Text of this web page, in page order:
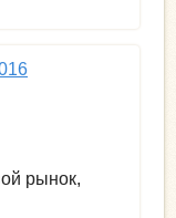
рынок,